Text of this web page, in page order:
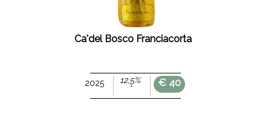
Ca'del Bosco Franciacorta
2025
12,5%
°
€ 40